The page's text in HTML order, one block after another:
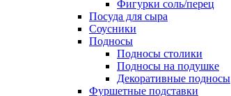
Фигурки соль/перец
Посуда для сыра
Соусники
Подносы
Подносы столики
Подносы на подушке
Декоративные подносы
Фуршетные подставки